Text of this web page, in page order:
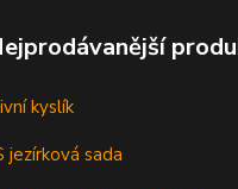
kyslík
jezírková sada